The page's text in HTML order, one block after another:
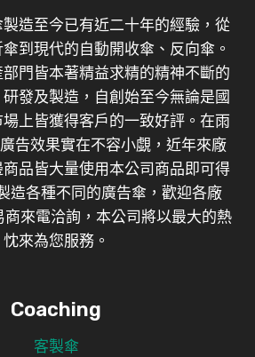
造至今已有近二十年的經驗，從
到現代的自動開收傘、反向傘。
門皆本著精益求精的精神不斷的
發及製造，自創始至今無論是國
上皆獲得客戶的一致好評。在雨
告效果實在不容小覷，近年來廠
品皆大量使用本公司商品即可得
造各種不同的廣告傘，歡迎各廠
商來電洽詢，本公司將以最大的熱
忱來為您服務。
Coaching
客製傘